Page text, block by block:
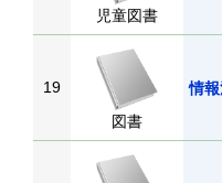
児童図書
19
図書
情